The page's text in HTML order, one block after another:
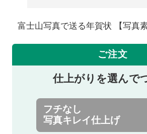
富士山写真で送る年賀状 【写真
ご注文
仕上がりを選んで
フチなし
写真キレイ仕上げ